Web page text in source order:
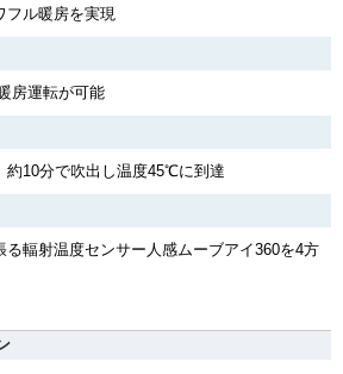
フル暖房を実現
房運転が可能
約10分で吹出し温度45℃に到達
る輻射温度センサー人感ムーブアイ360を4方